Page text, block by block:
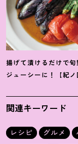
揚げて漬けるだけで旬
ジューシーに ！
【紀
シピ
関連キーワード
レシピ グルメ